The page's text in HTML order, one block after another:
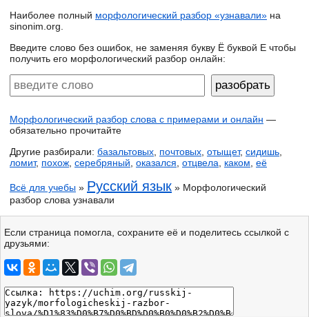
Наиболее полный морфологический разбор «узнавали» на
sinonim.org.
Введите слово без ошибок, не заменяя букву Ё буквой Е чтобы
получить его морфологический разбор онлайн:
Морфологический разбор слова с примерами и онлайн —
обязательно прочитайте
Другие разбирали: базальтовых почтовых отыщет, сидишь
ломит, похож серебряный оказался отцвела каком её
Всё для учебы » Русский язык » Морфологический
разбор слова узнавали
Если страница помогла, сохраните её и поделитесь ссылкой с
друзьями: